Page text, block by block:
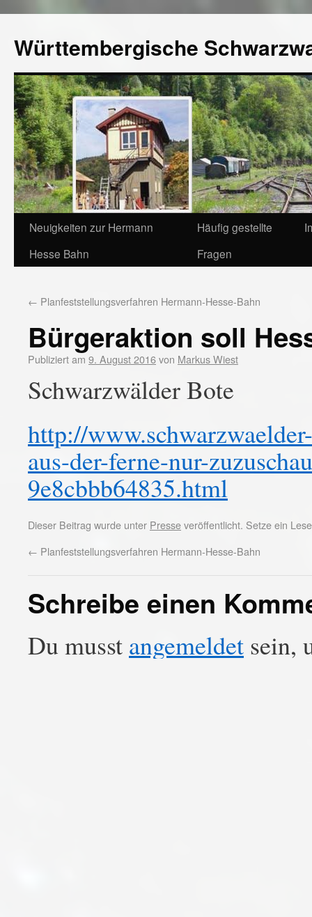
Württembergische
Neuigkeiten zur Hermann
Hesse Bahn
Häufig gestellte
Fragen
← Planfeststellungsverfahren Hermann-Hesse-Bahn
Bürgeraktion soll
Publiziert am 9. August 2016von Markus Wiest
Schwarzwälder Bote
http://
aus-der-ferne-nur-
9e8cbbb64835.html
Dieser Beitrag wurde unter Presseveröffentlicht. Setze ein
← Planfeststellungsverfahren Hermann-Hesse-Bahn
Schreibe einen
Du musst angemeldet sein,